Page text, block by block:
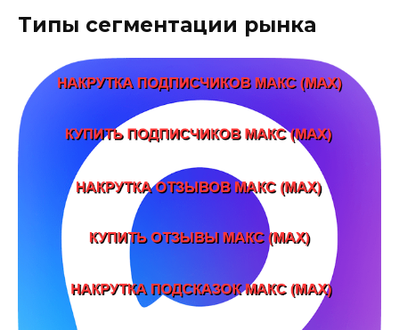
Типы сегментации рынка